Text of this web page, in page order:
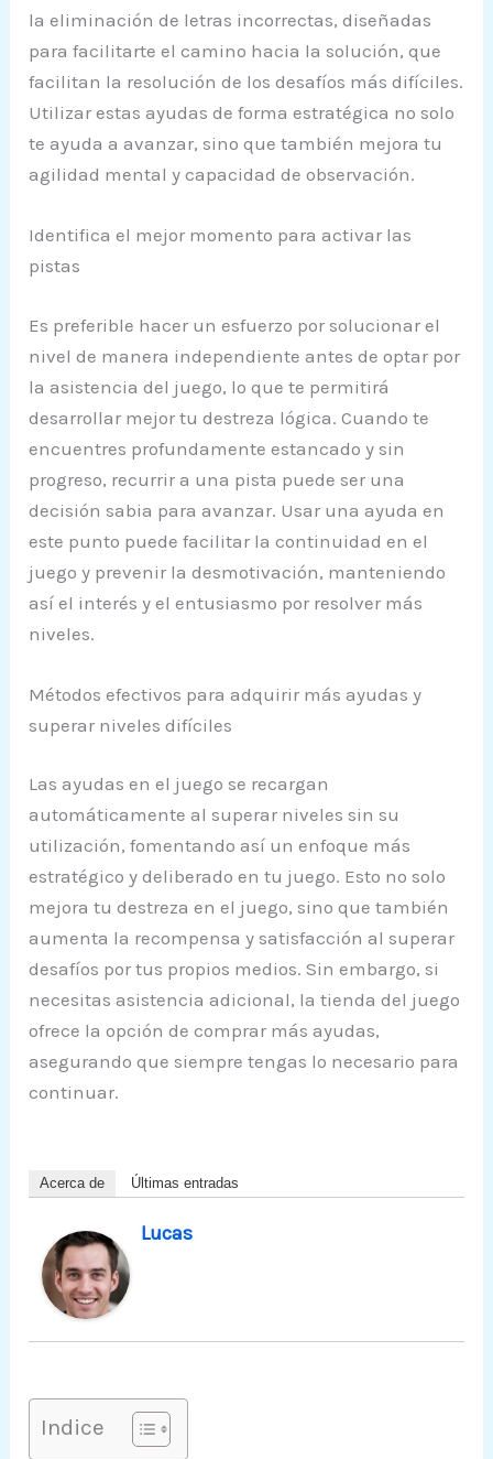
la eliminación de letras incorrectas, diseñadas
para facilitarte el camino hacia la solución, que
facilitan la resolución de los desafíos más difíciles.
Utilizar estas ayudas de forma estratégica no solo
te ayuda a avanzar, sino que también mejora tu
agilidad mental y capacidad de observación.
Identifica el mejor momento para activar las
pistas
Es preferible hacer un esfuerzo por solucionar el
nivel de manera independiente antes de optar por
la asistencia del juego, lo que te permitirá
desarrollar mejor tu destreza lógica. Cuando te
encuentres profundamente estancado y sin
progreso, recurrir a una pista puede ser una
decisión sabia para avanzar. Usar una ayuda en
este punto puede facilitar la continuidad en el
juego y prevenir la desmotivación, manteniendo
así el interés y el entusiasmo por resolver más
niveles.
Métodos efectivos para adquirir más ayudas y
superar niveles difíciles
Las ayudas en el juego se recargan
automáticamente al superar niveles sin su
utilización, fomentando así un enfoque más
estratégico y deliberado en tu juego. Esto no solo
mejora tu destreza en el juego, sino que también
aumenta la recompensa y satisfacción al superar
desafíos por tus propios medios. Sin embargo, si
necesitas asistencia adicional, la tienda del juego
ofrece la opción de comprar más ayudas,
asegurando que siempre tengas lo necesario para
continuar.
Acerca de Últimas entradas
Lucas
Indice